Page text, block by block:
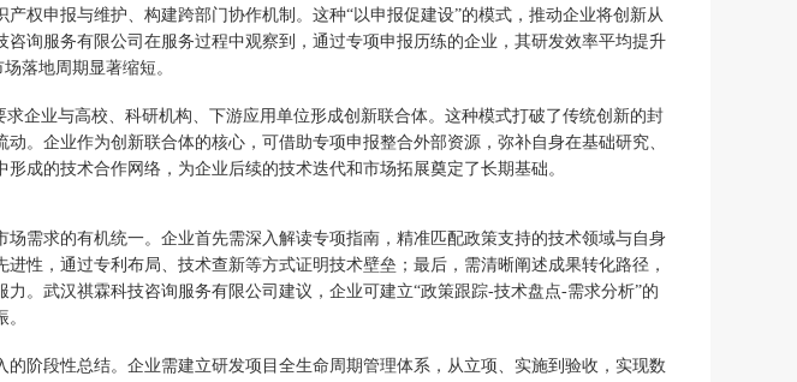
权申报与维护、构建跨部门协作机制。这种“以申报促建设”的模式，推动企业将创新从
询服务有限公司在服务过程中观察到，通过专项申报历练的企业，其研发效率平均提升
落地周期显著缩短。
企业与高校、科研机构、下游应用单位形成创新联合体。这种模式打破了传统创新的封
。企业作为创新联合体的核心，可借助专项申报整合外部资源，弥补自身在基础研究、
成的技术合作网络，为企业后续的技术迭代和市场拓展奠定了长期基础。
需求的有机统一。企业首先需深入解读专项指南，精准匹配政策支持的技术领域与自身
性，通过专利布局、技术查新等方式证明技术壁垒；最后，需清晰阐述成果转化路径，
。武汉祺霖科技咨询服务有限公司建议，企业可建立“政策跟踪-技术盘点-需求分析”的
阶段性总结。企业需建立研发项目全生命周期管理体系，从立项、实施到验收，实现数